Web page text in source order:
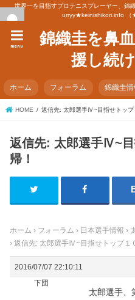
世界一を目指すプロテニスプレーヤー、錦
urryy★keinishikori.info （
錦織圭を鼻
援し続
menu
ホーム フォーラム 錦織圭情
HOME 返信先: 太郎選手Ⅳ~目指せトップ
返信先: 太郎選手Ⅳ~
帰！
ホーム › フォーラム › 日本選手情報 ›
› 返信先: 太郎選手Ⅳ~目指せトップ１
2016/07/07 22:10:11
下団
太郎選手